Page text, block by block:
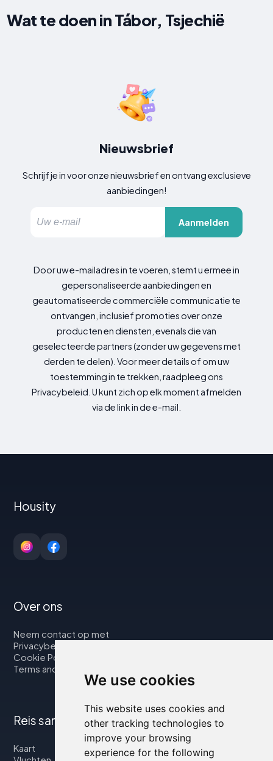
We use cookies
This website uses cookies and
other tracking technologies to
improve your browsing
experience for the following
Wat te doen in Tábor, Tsjechië
Nieuwsbrief
Schrijf je in voor onze nieuwsbrief en ontvang exclusieve
aanbiedingen!
Aanmelden
Door uw e-mailadres in te voeren, stemt u ermee in
gepersonaliseerde aanbiedingen en
geautomatiseerde commerciële communicatie te
ontvangen, inclusief promoties over onze
producten en diensten, evenals die van
geselecteerde partners (zonder uw gegevens met
derden te delen). Voor meer details of om uw
toestemming in te trekken, raadpleeg ons
Privacybeleid. U kunt zich op elk moment afmelden
via de link in de e-mail.
Housity
Over ons
Neem contact op met
Privacybeleid
Cookie Policy
Terms and Conditions
Reis samen met ons
Kaart